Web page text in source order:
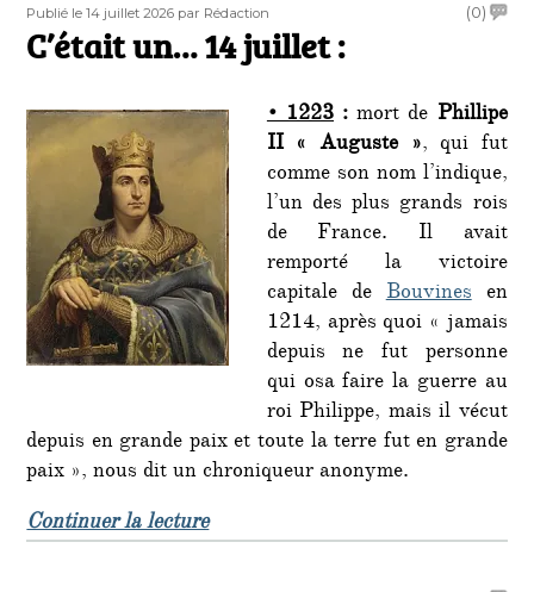
Publié
le
Publié le 14 juillet 2026 Auteur
par Rédaction (0)on
juillet
:
C’était un… 14 juillet :
• 1223 : mort de Phillipe
II « Auguste », qui fut
comme son nom l’indique,
l’un des plus grands rois
de France. Il avait
remporté la victoire
capitale deBouvinesen
1214, après quoi « jamais
depuis ne fut personne
qui osa faire la guerre au
roi Philippe, mais il vécut
depuis en grande paix et toute la terre fut en grande
paix », nous dit un chroniqueur anonyme.
Continuer la lecturede « C’était un… 14 juillet : »